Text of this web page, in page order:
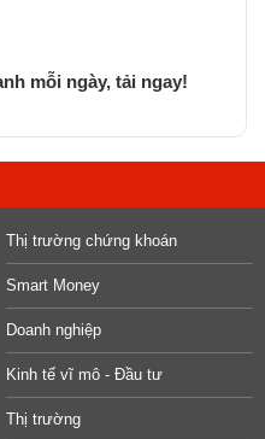
mỗi ngày, tải ngay!
Thị trường chứng khoán
Smart Money
Doanh nghiệp
Kinh tế vĩ mô - Đầu tư
Thị trường